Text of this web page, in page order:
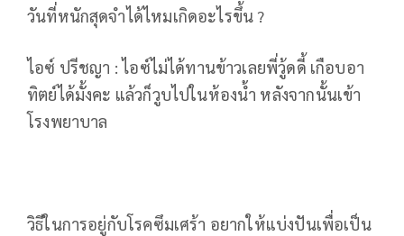
วันที่หนักสุดจำได้ไหมเกิดอะไรขึ้น ?
ไอซ์ ปรีชญา : ไอซ์ไม่ได้ทานข้าวเลยพี่วู้ดดี้ เกือบอา
ทิตย์ได้มั้งคะ แล้วก็วูบไปในห้องน้ำ หลังจากนั้นเข้า
โรงพยาบาล
วิธีในการอยู่กับโรคซึมเศร้า อยากให้แบ่งปันเพื่อเป็น